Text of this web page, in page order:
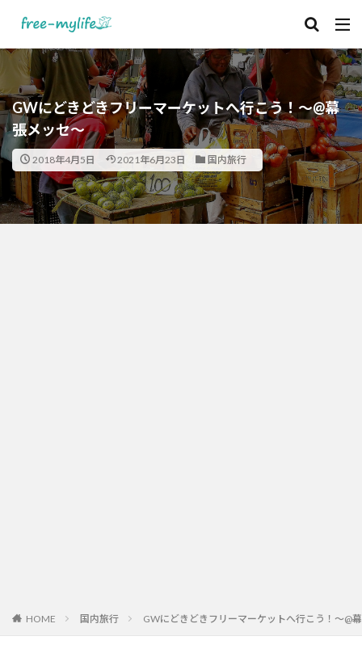
GWにどきどきフリーマーケットへ行こう！～@幕
張メッセ～
2018年4月5日 2021年6月23日 国内旅行
HOME 国内旅行 GWにどきどきフリーマーケットへ行こう！～@